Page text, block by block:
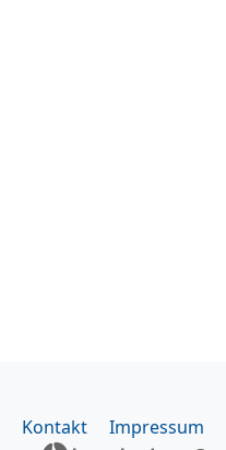
Kontakt Impressum